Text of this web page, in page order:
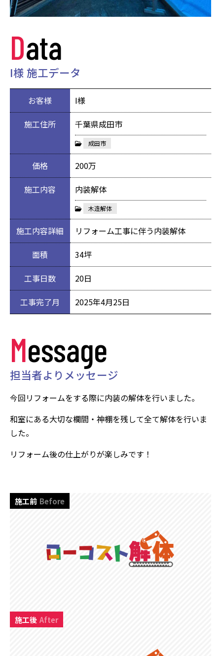
Data
I様 施工データ
お客様
I様
施工住所
千葉県成田市
成田市
価格
200万
施工内容
内装解体
木造解体
施工内容詳細
リフォーム工事に伴う内装解体
面積
34坪
工事日数
20日
工事完了月
2025年4月25日
Message
担当者よりメッセージ
今回リフォームをする際に内装の解体を行いました。
和室にある大切な欄間・神棚を残して全て解体を行いま
した。
リフォーム後の仕上がりが楽しみです！
施工後 After
施工前 Before